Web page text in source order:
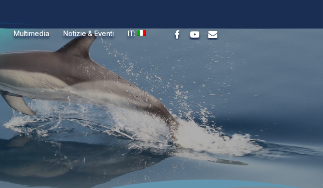
Multimedia Notizie & Eventi IT: facebookyoutube
email